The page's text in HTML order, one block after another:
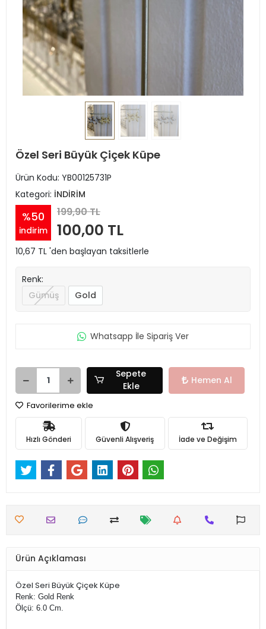
Özel Seri Büyük Çiçek Küpe
Ürün Kodu: YB00125731P
Kategori: İNDİRİM
%50
indirim
199,90 TL
100,00 TL
10,67 TL 'den başlayan taksitlerle
Renk:
Gümüş
Gold
Whatsapp İle Sipariş Ver
Sepete
Ekle
Hemen Al
Favorilerime ekle
Hızlı Gönderi Güvenli Alışveriş İade ve Değişim
Ürün Açıklaması
Özel Seri Büyük Çiçek Küpe
Renk: Gold Renk
Ölçü: 6.0 Cm.